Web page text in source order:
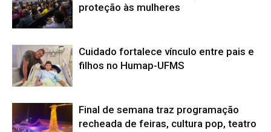
proteção às mulheres
Cuidado fortalece vínculo entre pais e
filhos no Humap-UFMS
Final de semana traz programação
recheada de feiras, cultura pop, teatro